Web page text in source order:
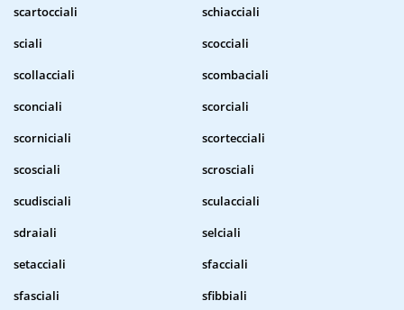
scartocciali
schiacciali
sciali
scocciali
scollacciali
scombaciali
sconciali
scorciali
scorniciali
scortecciali
scosciali
scrosciali
scudisciali
sculacciali
sdraiali
selciali
setacciali
sfacciali
sfasciali
sfibbiali